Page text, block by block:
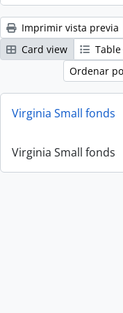
Imprimir vista previa
Card view
Ordenar
Virginia Small fonds
Virginia Small fonds